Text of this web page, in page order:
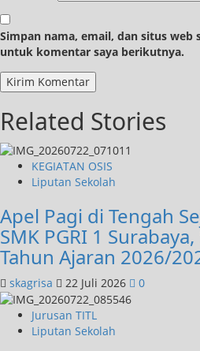
Simpan nama, email, dan situs web
untuk komentar saya berikutnya.
Related Stories
KEGIATAN OSIS
Liputan Sekolah
Apel Pagi di Tengah
SMK PGRI 1
Tahun Ajaran 2026/
skagrisa 22 Juli 2026 0
Jurusan TITL
Liputan Sekolah